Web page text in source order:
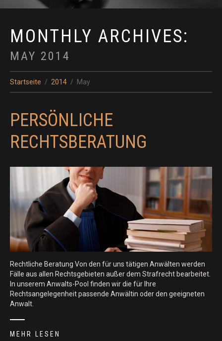
MONTHLY ARCHIVES:
MAY 2014
Startseite 2014 May
PERSÖNLICHE
RECHTSBERATUNG
Rechtliche Beratung Von den für uns tätigen Anwälten werden
Fälle aus allen Rechtsgebieten außer dem Strafrecht bearbeitet.
In unserem Anwalts-Pool finden wir die für Ihre
Rechtsangelegenheit passende Anwältin oder den geeigneten
Anwalt.
MEHR LESEN